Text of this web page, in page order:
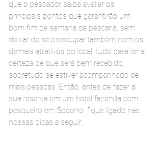
que o pescador saiba avaliar os
principais pontos que garantirão um
bom fim de semana de pescaria, sem
deixar de se preocupar também com os
demais atrativos do local, tudo para ter a
certeza de que será bem recebido,
sobretudo se estiver acompanhado de
mais pessoas. Então, antes de fazer a
sua reserva em um hotel fazenda com
pesqueiro em Socorro, fique ligado nas
nossas dicas a seguir.